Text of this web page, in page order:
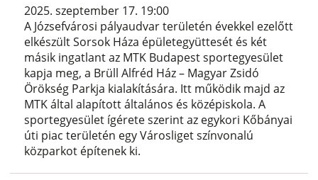
2025. szeptember 17. 19:00
A Józsefvárosi pályaudvar területén évekkel ezelőtt
elkészült Sorsok Háza épületegyüttesét és két
másik ingatlant az MTK Budapest sportegyesület
kapja meg, a Brüll Alfréd Ház – Magyar Zsidó
Örökség Parkja kialakítására. Itt működik majd az
MTK által alapított általános és középiskola. A
sportegyesület ígérete szerint az egykori Kőbányai
úti piac területén egy Városliget színvonalú
közparkot építenek ki.